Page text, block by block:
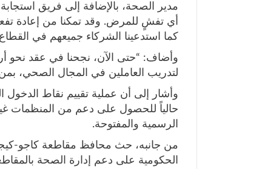
مدير الصحة، بالإضافة إلى فريق
أي تفشٍ للمرض. وقد تمكنا من إعادة
كما استدعينا الشركاء جميعهم في
وأضاف: “حتى الآن، نجحنا في عقد نحو
لتدريب العاملين في المجال الصحي،
وأشار إلى أن عملية تقييم نقاط الدخول
حالياً للحصول على دعم من المنظمات
الرسمية والمفتوحة.
من جانبه، حث محافظ مقاطعة كاجو-
الحكومية على دعم إدارة الصحة